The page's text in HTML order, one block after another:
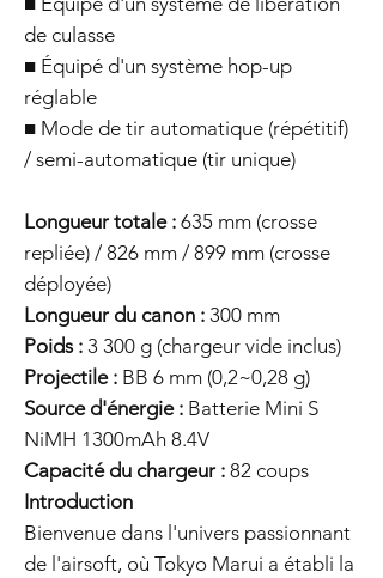
de culasse
■ Équipé d'un système hop-up
réglable
■ Mode de tir automatique (répétitif)
/ semi-automatique (tir unique)
Longueur totale : 635 mm (crosse
repliée) / 826 mm / 899 mm (crosse
déployée)
Longueur du canon : 300 mm
Poids : 3 300 g (chargeur vide inclus)
Projectile : BB 6 mm (0,2~0,28 g)
Source d'énergie : Batterie Mini S
NiMH 1300mAh 8.4V
Capacité du chargeur : 82 coups
Introduction
Bienvenue dans l'univers passionnant
de l'airsoft, où Tokyo Marui a établi la